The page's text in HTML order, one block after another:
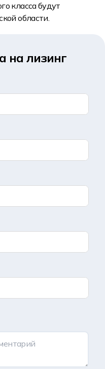
класса будут
области.
на лизинг